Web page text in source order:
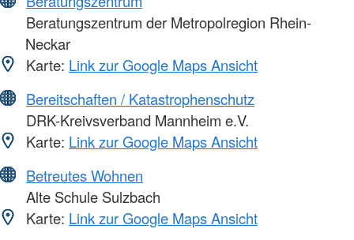
Beratungszentrum der Metropolregion Rhein-
Neckar
Karte: Link zur Google Maps Ansicht
Bereitschaften / Katastrophenschutz
DRK-Kreivsverband Mannheim e.V.
Karte: Link zur Google Maps Ansicht
Betreutes Wohnen
Alte Schule Sulzbach
Karte: Link zur Google Maps Ansicht